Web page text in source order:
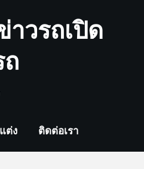
วรถเปิด
ต่ง ติดต่อเรา